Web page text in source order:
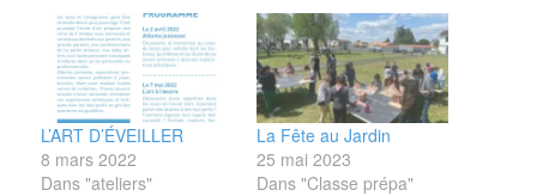
L’ART D’ÉVEILLER
8 mars 2022
Dans "ateliers"
La Fête au Jardin
25 mai 2023
Dans "Classe prépa"